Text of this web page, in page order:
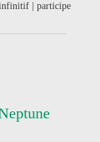
infinitif | participe